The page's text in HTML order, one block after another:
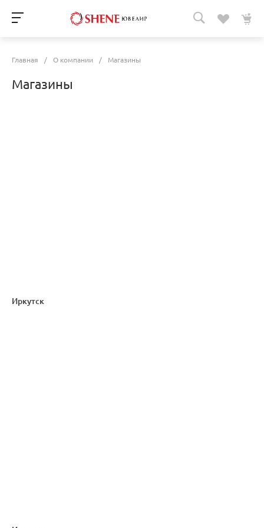
Главная / О компании / Магазины
Магазины
Иркутск